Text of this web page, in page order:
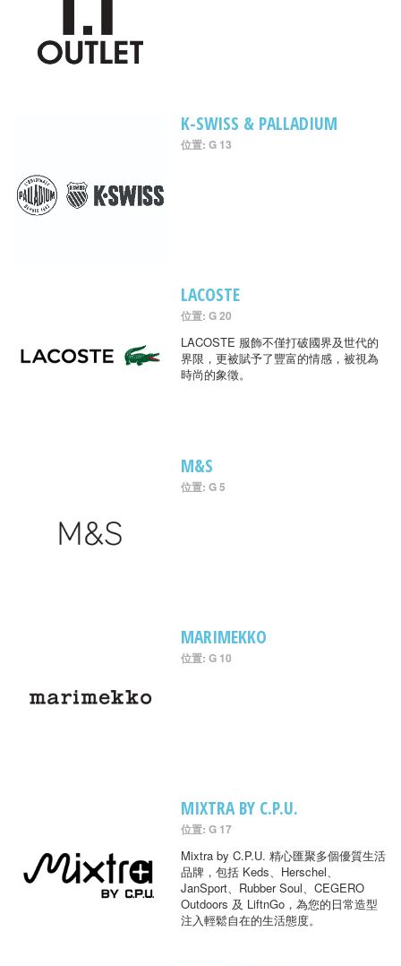
K-SWISS & PALLADIUM
位置: G 13
LACOSTE
位置: G 20
LACOSTE 服飾不僅打破國界及世代的
界限，更被賦予了豐富的情感，被視為
時尚的象徵。
M&S
位置: G 5
MARIMEKKO
位置: G 10
MIXTRA BY C.P.U.
位置: G 17
Mixtra by C.P.U. 精心匯聚多個優質生活
品牌，包括 Keds、Herschel、
JanSport、Rubber Soul、CEGERO
Outdoors 及 LiftnGo，為您的日常造型
注入輕鬆自在的生活態度。